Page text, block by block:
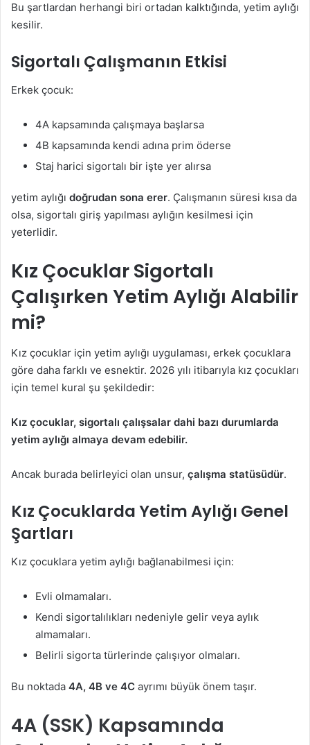
Bu şartlardan herhangi biri ortadan kalktığında, yetim aylığı
kesilir.
Sigortalı Çalışmanın Etkisi
Erkek çocuk:
4A kapsamında çalışmaya başlarsa
4B kapsamında kendi adına prim öderse
Staj harici sigortalı bir işte yer alırsa
yetim aylığı doğrudan sona erer. Çalışmanın süresi kısa da
olsa, sigortalı giriş yapılması aylığın kesilmesi için
yeterlidir.
Kız Çocuklar Sigortalı
Çalışırken Yetim Aylığı Alabilir
mi?
Kız çocuklar için yetim aylığı uygulaması, erkek çocuklara
göre daha farklı ve esnektir. 2026 yılı itibarıyla kız çocukları
için temel kural şu şekildedir:
Kız çocuklar, sigortalı çalışsalar dahi bazı durumlarda
yetim aylığı almaya devam edebilir.
Ancak burada belirleyici olan unsur, çalışma statüsüdür.
Kız Çocuklarda Yetim Aylığı Genel
Şartları
Kız çocuklara yetim aylığı bağlanabilmesi için:
Evli olmamaları.
Kendi sigortalılıkları nedeniyle gelir veya aylık
almamaları.
Belirli sigorta türlerinde çalışıyor olmaları.
Bu noktada 4A, 4B ve 4C ayrımı büyük önem taşır.
4A (SSK) Kapsamında